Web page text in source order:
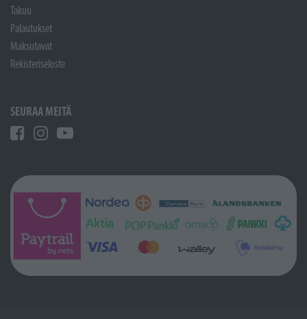
Takuu
Palautukset
Maksutavat
Rekisteriseloste
SEURAA MEITÄ